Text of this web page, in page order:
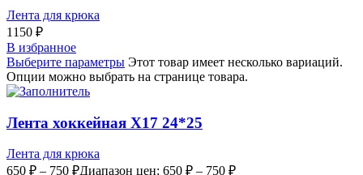
Лента для крюка
1150 ₽
В избранное
Выберите параметры Этот товар имеет несколько вариаций.
Опции можно выбрать на странице товара.
Лента хоккейная Х17 24*25
Лента для крюка
650 ₽ – 750 ₽Диапазон цен: 650 ₽ – 750 ₽